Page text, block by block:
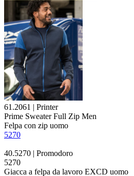
61.2061 | Printer
Prime Sweater Full Zip Men
Felpa con zip uomo
5270
40.5270 | Promodoro
5270
Giacca a felpa da lavoro EXCD uomo